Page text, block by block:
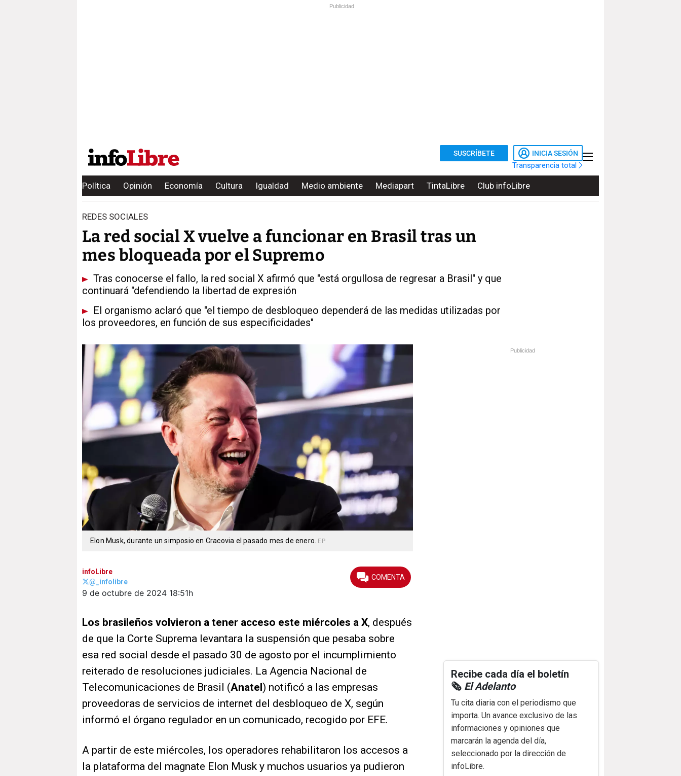
Publicidad
SUSCRÍBETE INICIA SESIÓN
Transparencia total
Política Opinión Economía Cultura Igualdad Medio ambiente Mediapart TintaLibre Club infoLibre
REDES SOCIALES
La red social X vuelve a funcionar en Brasil tras un
mes bloqueada por el Supremo
Tras conocerse el fallo, la red social X afirmó que "está orgullosa de regresar a Brasil" y que
continuará "defendiendo la libertad de expresión
El organismo aclaró que "el tiempo de desbloqueo dependerá de las medidas utilizadas por
los proveedores, en función de sus especificidades"
Elon Musk, durante un simposio en Cracovia el pasado mes de enero. EP
infoLibre
@_infolibre
9 de octubre de 2024 18:51h
Los brasileños volvieron a tener acceso este miércoles a X, después
de que la Corte Suprema levantara la suspensión que pesaba sobre
esa red social desde el pasado 30 de agosto por el incumplimiento
reiterado de resoluciones judiciales. La Agencia Nacional de
Telecomunicaciones de Brasil (Anatel ) notificó a las empresas
proveedoras de servicios de internet del desbloqueo de X, según
informó el órgano regulador en un comunicado, recogido por EFE.
A partir de este miércoles, los operadores rehabilitaron los accesos a
la plataforma del magnate Elon Musk y muchos usuarios ya pudieron
Publicidad
Recibe cada día el boletín
🗞️ El Adelanto
Tu cita diaria con el periodismo que
importa. Un avance exclusivo de las
informaciones y opiniones que
marcarán la agenda del día,
seleccionado por la dirección de
infoLibre.